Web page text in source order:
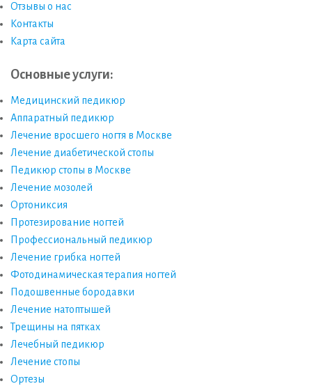
Отзывы о нас
Контакты
Карта сайта
Основные услуги:
Медицинский педикюр
Аппаратный педикюр
Лечение вросшего ногтя в Москве
Лечение диабетической стопы
Педикюр стопы в Москве
Лечение мозолей
Ортониксия
Протезирование ногтей
Профессиональный педикюр
Лечение грибка ногтей
Фотодинамическая терапия ногтей
Подошвенные бородавки
Лечение натоптышей
Трещины на пятках
Лечебный педикюр
Лечение стопы
Ортезы